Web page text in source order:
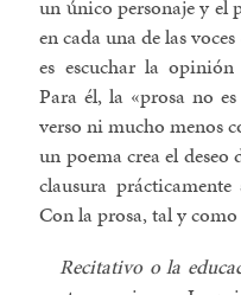
un único personaje y el
en cada una de las
es escuchar la
Para él, la «prosa no
verso ni mucho menos
un poema crea el deseo
clausura
Con la prosa, tal y
Recitativo o la